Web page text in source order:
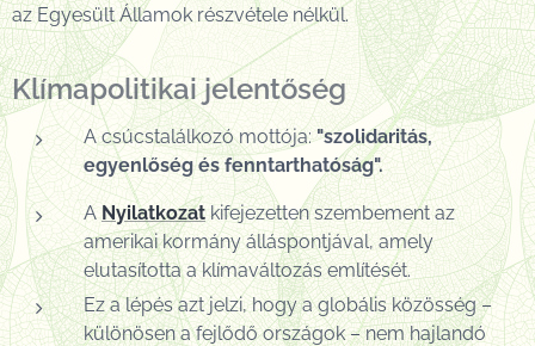
az Egyesült Államok részvétele nélkül.
Klímapolitikai jelentőség
A csúcstalálkozó mottója:"szolidaritás,
egyenlőség és fenntarthatóság".
ANyilatkozat kifejezetten szembement az
amerikai kormány álláspontjával, amely
elutasította a klímaváltozás említését.
Ez a lépés azt jelzi, hogy a globális közösség –
különösen a fejlődő országok – nem hajlandó